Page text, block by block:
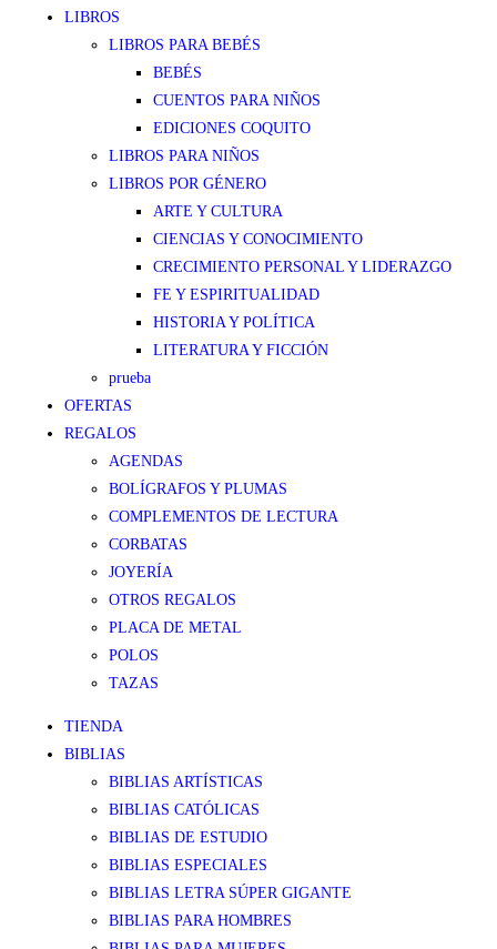
LIBROS
LIBROS PARA BEBÉS
BEBÉS
CUENTOS PARA NIÑOS
EDICIONES COQUITO
LIBROS PARA NIÑOS
LIBROS POR GÉNERO
ARTE Y CULTURA
CIENCIAS Y CONOCIMIENTO
CRECIMIENTO PERSONAL Y LIDERAZGO
FE Y ESPIRITUALIDAD
HISTORIA Y POLÍTICA
LITERATURA Y FICCIÓN
prueba
OFERTAS
REGALOS
AGENDAS
BOLÍGRAFOS Y PLUMAS
COMPLEMENTOS DE LECTURA
CORBATAS
JOYERÍA
OTROS REGALOS
PLACA DE METAL
POLOS
TAZAS
TIENDA
BIBLIAS
BIBLIAS ARTÍSTICAS
BIBLIAS CATÓLICAS
BIBLIAS DE ESTUDIO
BIBLIAS ESPECIALES
BIBLIAS LETRA SÚPER GIGANTE
BIBLIAS PARA HOMBRES